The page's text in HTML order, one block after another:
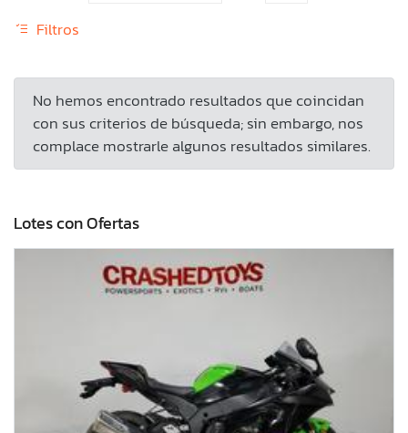
Filtros
No hemos encontrado resultados que coincidan
con sus criterios de búsqueda; sin embargo, nos
complace mostrarle algunos resultados similares.
Lotes con Ofertas